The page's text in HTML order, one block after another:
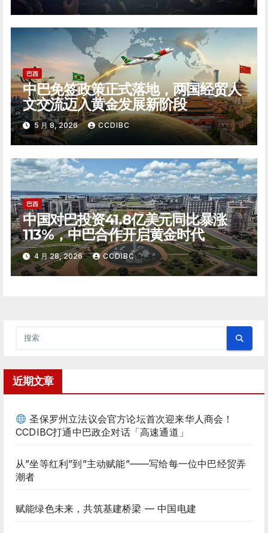
巴西
中巴免签政策正式落地，两国经贸人
文交流迈入黄金发展新阶段
5 月 8, 2026 CCDIBC
巴西
中国对巴投资41.8亿美元同比暴涨
113%，中巴合作开启黄金时代
4 月 28, 2026 CCDIBC
近期文章
圣保罗州立法议会官方论坛首次迎来华人商会！
CCDIBC打通中巴政企对话「高速通道」
从”坐等红利”到”主动赋能”——写给每一位中巴经贸弄
潮者
赋能绿色未来，共筑基建桥梁 — 中国电建